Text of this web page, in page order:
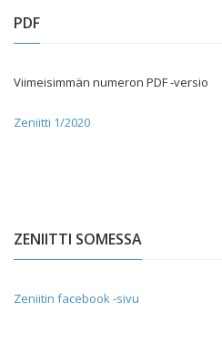
PDF
Viimeisimmän numeron PDF -versio
Zeniitti 1/2020
ZENIITTI SOMESSA
Zeniitin facebook -sivu